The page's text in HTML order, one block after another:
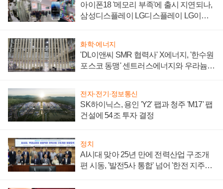
아이폰18 '메모리 부족'에 출시 지연되나,
삼성디스플레이 LG디스플레이 LG이노
화학·에너지
'DL이앤씨 SMR 협력사' X에너지, '한수원
포스코 동맹' 센트러스에너지와 우라늄
전자·전기·정보통신
SK하이닉스, 용인 'Y2' 팹과 청주 'M17' 팹
건설에 54조 투자 결정
정치
AI시대 맞아 25년 만에 전력산업 구조개
편 시동, '발전5사 통합' 넘어 '한전 지주사'